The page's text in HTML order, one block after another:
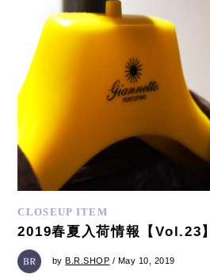
CLOSEUP ITEM
2019春夏入荷情報【Vol.23】
by B.R.SHOP / May 10, 2019